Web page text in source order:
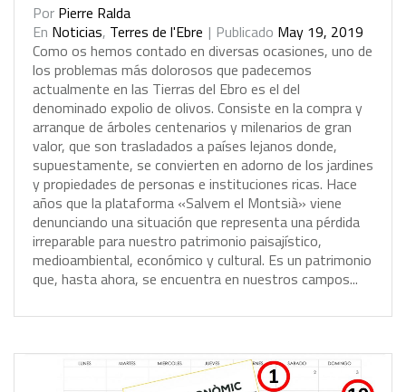
Por Pierre Ralda
En Noticias, Terres de l'Ebre Publicado May 19, 2019
Como os hemos contado en diversas ocasiones, uno de
los problemas más dolorosos que padecemos
actualmente en las Tierras del Ebro es el del
denominado expolio de olivos. Consiste en lacompray
arranque de árboles centenarios ymilenarios de gran
valor, que son trasladados apaíses lejanos donde,
supuestamente, se convierten en adorno de los jardines
ypropiedades de personas e instituciones ricas. Hace
años que laplataforma «Salvem el Montsià» viene
denunciando una situación que representaunapérdida
irreparable paranuestro patrimonio paisajístico,
medioambiental, económico ycultural. Es un patrimonio
que, hastaahora, se encuentraen nuestros campos...